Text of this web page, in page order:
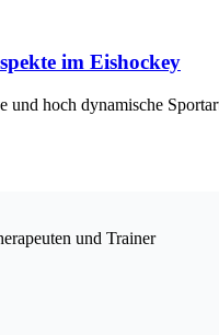
im Eishockey
und hoch dynamische
und Trainer